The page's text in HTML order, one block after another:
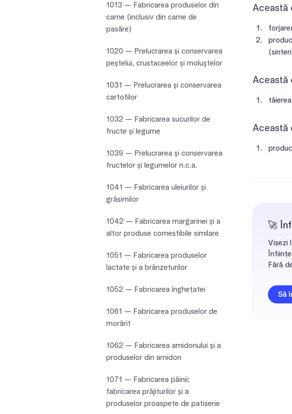
1013 — Fabricarea produselor din
carne (inclusiv din carne de
pasăre)
1020 — Prelucrarea şi conservarea
peştelui, crustaceelor şi moluştelor
1031 — Prelucrarea şi conservarea
cartofilor
1032 — Fabricarea sucurilor de
fructe şi legume
1039 — Prelucrarea şi conservarea
fructelor şi legumelor n.c.a.
1041 — Fabricarea uleiurilor şi
grăsimilor
1042 — Fabricarea margarinei şi a
altor produse comestibile similare
1051 — Fabricarea produselor
lactate şi a brânzeturilor
1052 — Fabricarea îngheţatei
1061 — Fabricarea produselor de
morărit
1062 — Fabricarea amidonului şi a
produselor din amidon
1071 — Fabricarea pâinii;
fabricarea prăjiturilor şi a
produselor proaspete de patiserie
Această
Această
Această
🚀
Visezi
Fără
Să